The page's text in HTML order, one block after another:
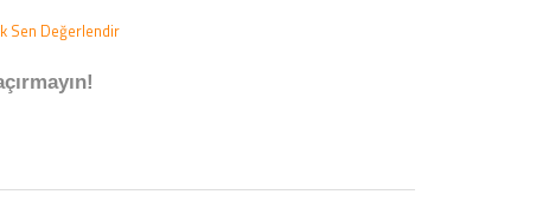
Sen Değerlendir